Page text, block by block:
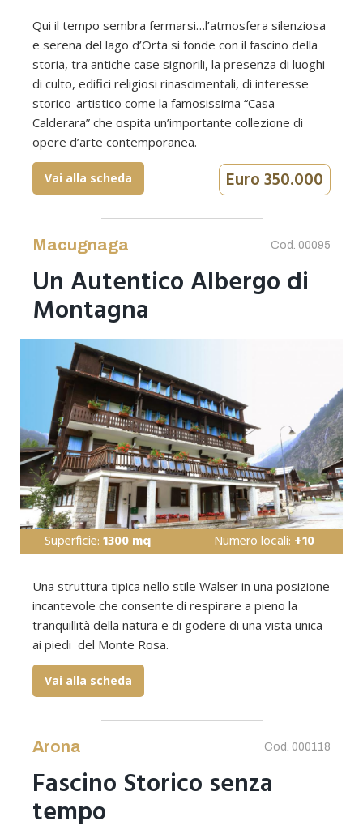
Qui il tempo sembra fermarsi…l’atmosfera silenziosa
e serena del lago d’Orta si fonde con il fascino della
storia, tra antiche case signorili, la presenza di luoghi
di culto, edifici religiosi rinascimentali, di interesse
storico-artistico come la famosissima “Casa
Calderara” che ospita un’importante collezione di
opere d’arte contemporanea.
Euro 350.000
Vai alla scheda
Superficie:1300 mq Numero locali: +10
Macugnaga Cod. 00095
Un Autentico Albergo di
Montagna
Una struttura tipica nello stile Walser in una posizione
incantevole che consente di respirare a pieno la
tranquillità della natura e di godere di una vista unica
ai piedi del Monte Rosa.
Vai alla scheda
Arona Cod. 000118
Fascino Storico senza
tempo